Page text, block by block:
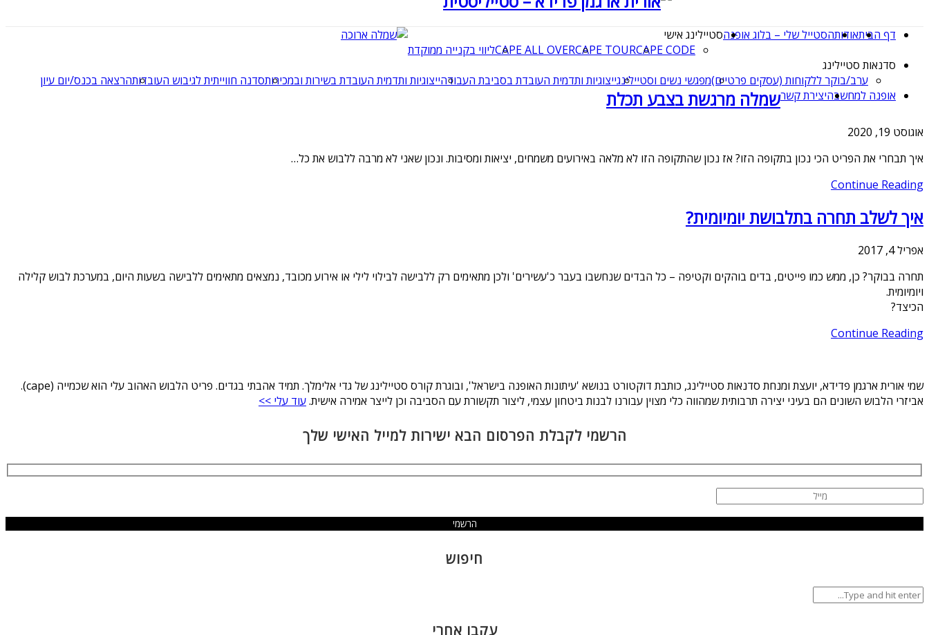
דף הביתאודותהסטייל שלי – בלוג אופנהסטיילינג אישי
CAPE CODE
CAPE TOUR
CAPE ALL OVERליווי בקנייה ממוקדת
סדנאות סטיילינג
ערב/בוקר ללקוחות (עסקים פרטיים)מפגשי נשים וסטיילינגייצוגיות ותדמית העובדת בסביבת העבודהייצוגיות ותדמית העובדת בשירות ובמכירותסדנה חווייתית לגיבוש העובדותהרצאה בכנס/יום עיון
אופנה למחשבהיצירת קשרשמלה מרגשת בצבע תכלת
אוגוסט 19, 2020
איך תבחרי את הפריט הכי נכון בתקופה הזו? אז נכון שהתקופה הזו לא מלאה באירועים משמחים, יציאות ומסיבות. ונכון שאני לא מרבה ללבוש את כל…
Continue Reading
איך לשלב תחרה בתלבושת יומיומית?
אפריל 4, 2017
תחרה בבוקר? כן, ממש כמו פייטים, בדים בוהקים וקטיפה – כל הבדים שנחשבו בעבר כ'עשירים' ולכן מתאימים רק ללבישה לבילוי לילי או אירוע מכובד, נמצאים מתאימים ללבישה בשעות היום, במערכת לבוש קלילה
ויומיומית.
הכיצד?
Continue Reading
שמי אורית ארגמן פדידא, יועצת ומנחת סדנאות סטיילינג, כותבת דוקטורט בנושא 'עיתונות האופנה בישראל', ובוגרת קורס סטיילינג של גדי אלימלך. תמיד אהבתי בגדים. פריט הלבוש האהוב עלי הוא שכמייה (cape).
אביזרי הלבוש השונים הם בעיני יצירה תרבותית שמהווה כלי מצוין עבורנו לבנות ביטחון עצמי, ליצור תקשורת עם הסביבה וכן לייצר אמירה אישית.עוד עלי >>
הרשמי לקבלת הפרסום הבא ישירות למייל האישי שלך
חיפוש
עקבו אחרי